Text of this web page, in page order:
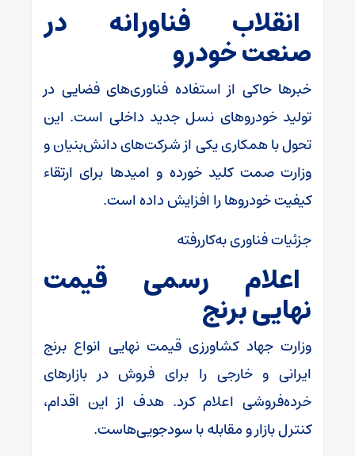
انقلاب فناورانه در
صنعت خودرو
خبرها حاکی از استفاده فناوری‌های فضایی در
تولید خودروهای نسل جدید داخلی است. این
تحول با همکاری یکی از شرکت‌های دانش‌بنیان و
وزارت صمت کلید خورده و امیدها برای ارتقاء
کیفیت خودروها را افزایش داده است.
جزئیات فناوری به‌کاررفته
اعلام رسمی قیمت
نهایی برنج
وزارت جهاد کشاورزی قیمت نهایی انواع برنج
ایرانی و خارجی را برای فروش در بازارهای
خرده‌فروشی اعلام کرد. هدف از این اقدام،
کنترل بازار و مقابله با سودجویی‌هاست.